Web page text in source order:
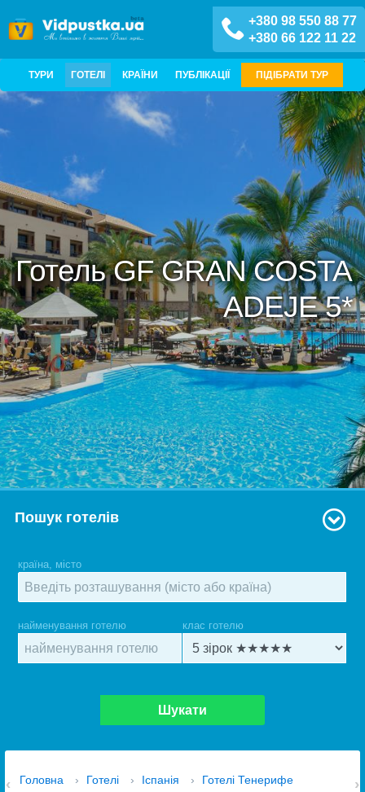
+380 98 550 88 77
+380 66 122 11 22
ТУРИ ГОТЕЛІ КРАЇНИ ПУБЛІКАЦІЇ ПІДІБРАТИ ТУР
Готель GF GRAN COSTA
ADEJE 5*
Пошук готелів
країна, місто
найменування готелю клас готелю
Шукати
Головна › Готелі › Іспанія › Готелі Тенерифе